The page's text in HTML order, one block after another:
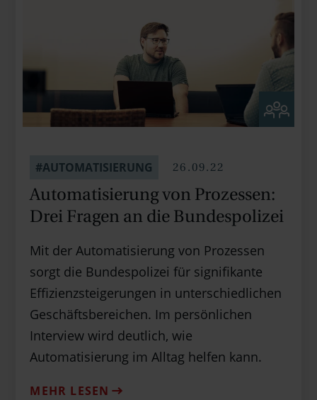
#AUTOMATISIERUNG 26.09.22
Auto­mati­sierung von Prozessen:
Drei Fragen an die Bundes­polizei
Mit der Automatisierung von Prozessen
sorgt die Bundespolizei für signifikante
Effizienzsteigerungen in unterschiedlichen
Geschäftsbereichen. Im persönlichen
Interview wird deutlich, wie
Automatisierung im Alltag helfen kann.
MEHR LESEN